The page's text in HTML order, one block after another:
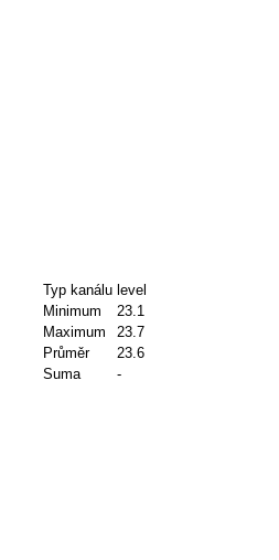
Typ kanálu level
Minimum
23.1
Maximum
23.7
Průměr
23.6
Suma
-